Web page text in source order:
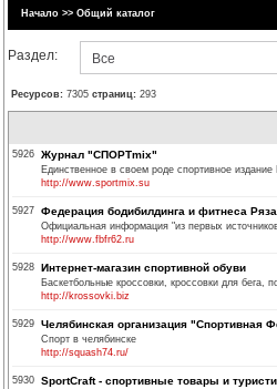
Начало >> Общий каталог
Раздел: Все
Ресурсов: 7305 страниц: 293
5926 Журнал "СПОРТmix"
Единственное в своем роде спортивное
http://www.sportmix.su
5927 Федерация бодибилдинга и фитнеса
Официальная информация "из первых
http://www.fbfr62.ru
5928 Интернет-магазин спортивной обуви
Баскетбольные кроссовки, кроссовки для бега,
http://krossovki.biz
5929 Челябинская организация "Спортивная
Спорт в челябинске
http://squash74.ru/
5930 SportCraft - спортивные товары и